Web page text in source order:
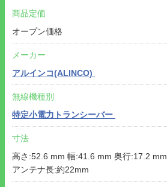
商品定価
オープン価格
メーカー
アルインコ(ALINCO)
無線機種別
特定小電力トランシーバー
寸法
高さ:52.6 mm 幅:41.6 mm 奥行:17.2 mm
アンテナ長:約22mm